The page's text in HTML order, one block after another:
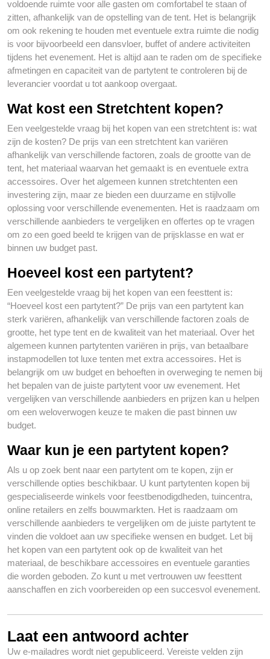
voldoende ruimte voor alle gasten om comfortabel te staan of
zitten, afhankelijk van de opstelling van de tent. Het is belangrijk
om ook rekening te houden met eventuele extra ruimte die nodig
is voor bijvoorbeeld een dansvloer, buffet of andere activiteiten
tijdens het evenement. Het is altijd aan te raden om de specifieke
afmetingen en capaciteit van de partytent te controleren bij de
leverancier voordat u tot aankoop overgaat.
Wat kost een Stretchtent kopen?
Een veelgestelde vraag bij het kopen van een stretchtent is: wat
zijn de kosten? De prijs van een stretchtent kan variëren
afhankelijk van verschillende factoren, zoals de grootte van de
tent, het materiaal waarvan het gemaakt is en eventuele extra
accessoires. Over het algemeen kunnen stretchtenten een
investering zijn, maar ze bieden een duurzame en stijlvolle
oplossing voor verschillende evenementen. Het is raadzaam om
verschillende aanbieders te vergelijken en offertes op te vragen
om zo een goed beeld te krijgen van de prijsklasse en wat er
binnen uw budget past.
Hoeveel kost een partytent?
Een veelgestelde vraag bij het kopen van een feesttent is:
“Hoeveel kost een partytent?” De prijs van een partytent kan
sterk variëren, afhankelijk van verschillende factoren zoals de
grootte, het type tent en de kwaliteit van het materiaal. Over het
algemeen kunnen partytenten variëren in prijs, van betaalbare
instapmodellen tot luxe tenten met extra accessoires. Het is
belangrijk om uw budget en behoeften in overweging te nemen bij
het bepalen van de juiste partytent voor uw evenement. Het
vergelijken van verschillende aanbieders en prijzen kan u helpen
om een weloverwogen keuze te maken die past binnen uw
budget.
Waar kun je een partytent kopen?
Als u op zoek bent naar een partytent om te kopen, zijn er
verschillende opties beschikbaar. U kunt partytenten kopen bij
gespecialiseerde winkels voor feestbenodigdheden, tuincentra,
online retailers en zelfs bouwmarkten. Het is raadzaam om
verschillende aanbieders te vergelijken om de juiste partytent te
vinden die voldoet aan uw specifieke wensen en budget. Let bij
het kopen van een partytent ook op de kwaliteit van het
materiaal, de beschikbare accessoires en eventuele garanties
die worden geboden. Zo kunt u met vertrouwen uw feesttent
aanschaffen en zich voorbereiden op een succesvol evenement.
Laat een antwoord achter
Uw e-mailadres wordt niet gepubliceerd. Vereiste velden zijn